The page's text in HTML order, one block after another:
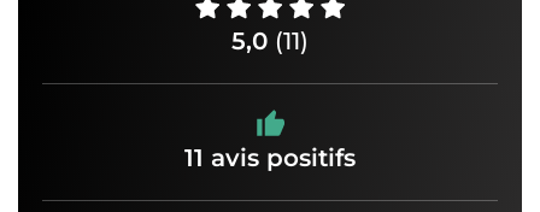
5,0 (11)
11 avis positifs